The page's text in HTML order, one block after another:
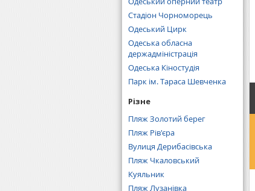
Стадіон Чорноморець
Одеський Цирк
Одеська обласна
держадміністрація
Одеська Кіностудія
Парк ім. Тараса Шевченка
Різне
Пляж Золотий берег
Пляж Рів'єра
Вулиця Дерибасівська
Пляж Чкаловський
Куяльник
Пляж Лузанівка